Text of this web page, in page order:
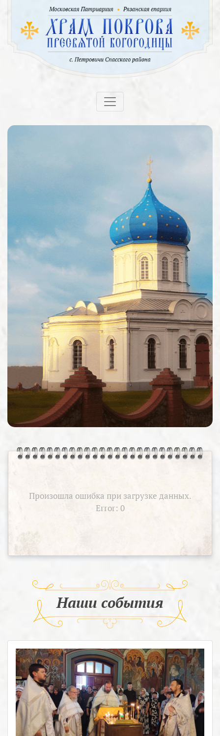
Произошла ошибка при загрузке данных.
Error: 0
Наши события